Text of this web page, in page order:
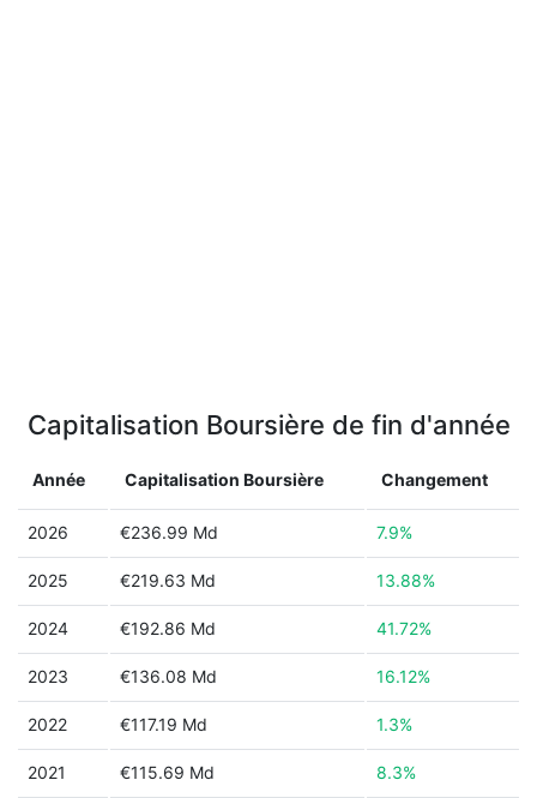
Capitalisation Boursière de fin d'année
Année Capitalisation Boursière Changement
2026 €236.99 Md 7.9%
2025 €219.63 Md 13.88%
2024 €192.86 Md 41.72%
2023 €136.08 Md 16.12%
2022 €117.19 Md 1.3%
2021 €115.69 Md 8.3%